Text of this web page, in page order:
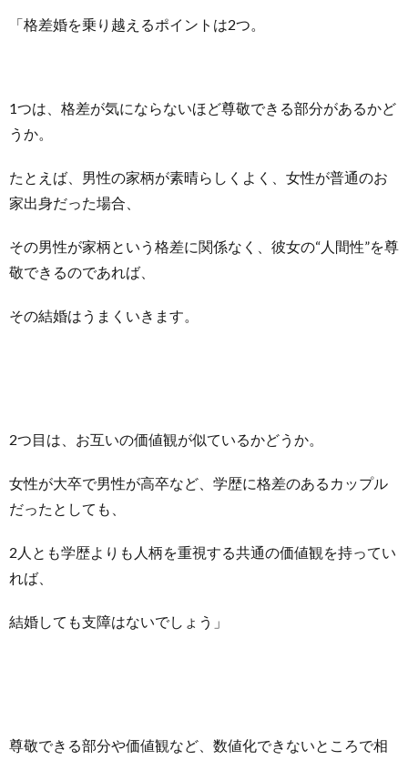
「格差婚を乗り越えるポイントは2つ。
1つは、格差が気にならないほど尊敬できる部分があるかど
うか。
たとえば、男性の家柄が素晴らしくよく、女性が普通のお
家出身だった場合、
その男性が家柄という格差に関係なく、彼女の“人間性”を尊
敬できるのであれば、
その結婚はうまくいきます。
2つ目は、お互いの価値観が似ているかどうか。
女性が大卒で男性が高卒など、学歴に格差のあるカップル
だったとしても、
2人とも学歴よりも人柄を重視する共通の価値観を持ってい
れば、
結婚しても支障はないでしょう」
尊敬できる部分や価値観など、数値化できないところで相